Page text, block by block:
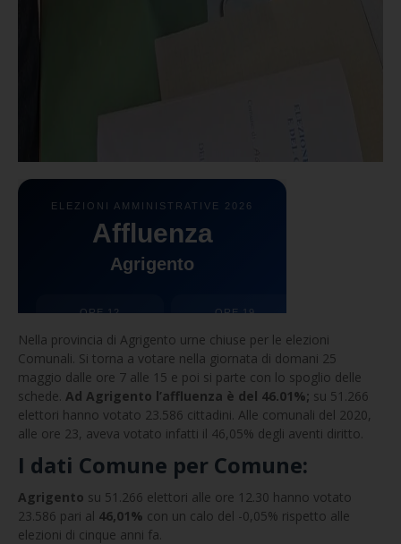
Nella provincia di Agrigento urne chiuse per le elezioni
Comunali. Si torna a votare nella giornata di domani 25
maggio dalle ore 7 alle 15 e poi si parte con lo spoglio delle
schede. Ad Agrigento l’affluenza è del 46.01%; su 51.266
elettori hanno votato 23.586 cittadini. Alle comunali del 2020,
alle ore 23, aveva votato infatti il 46,05% degli aventi diritto.
I dati Comune per Comune:
Agrigento su 51.266 elettori alle ore 12.30 hanno votato
23.586 pari al 46,01% con un calo del -0,05% rispetto alle
elezioni di cinque anni fa.